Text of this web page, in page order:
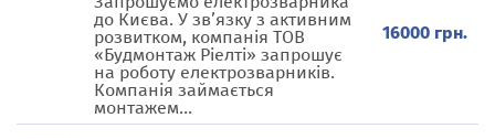
до Києва. У зв’язку з активним
розвитком, компанія ТОВ
«Будмонтаж Ріелті» запрошує
на роботу електрозварників.
Компанія займається
монтажем...
16000 грн.